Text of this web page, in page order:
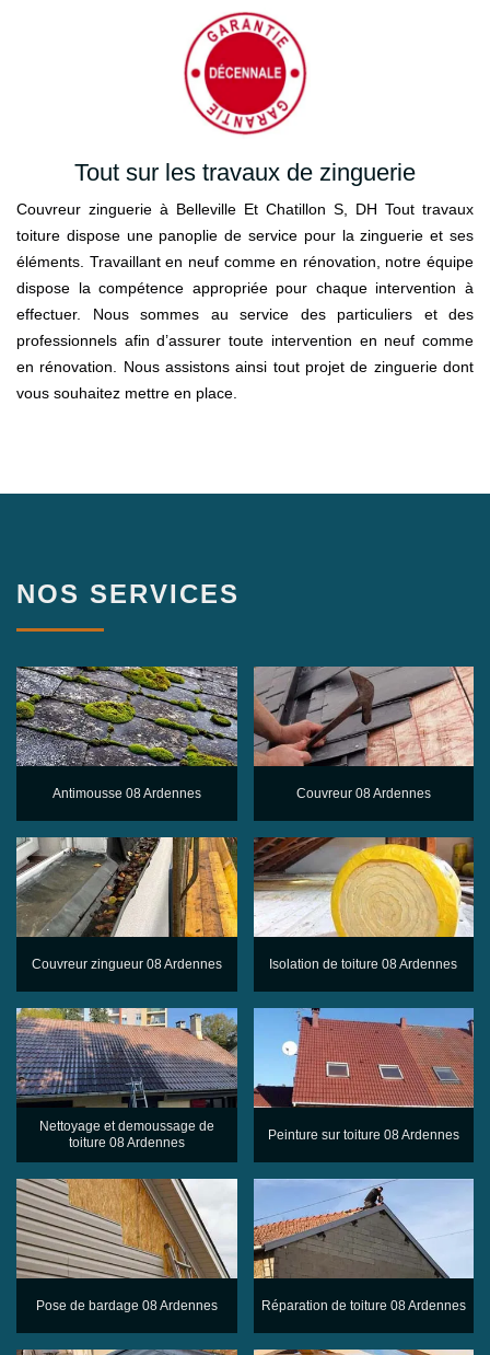
Tout sur les travaux de zinguerie
Couvreur zinguerie à Belleville Et Chatillon S, DH Tout travaux
toiture dispose une panoplie de service pour la zinguerie et ses
éléments. Travaillant en neuf comme en rénovation, notre équipe
dispose la compétence appropriée pour chaque intervention à
effectuer. Nous sommes au service des particuliers et des
professionnels afin d’assurer toute intervention en neuf comme
en rénovation. Nous assistons ainsi tout projet de zinguerie dont
vous souhaitez mettre en place.
NOS SERVICES
Antimousse 08 Ardennes Couvreur 08 Ardennes
Couvreur zingueur 08 Ardennes Isolation de toiture 08 Ardennes
Nettoyage et demoussage de
toiture 08 Ardennes
Peinture sur toiture 08 Ardennes
Pose de bardage 08 Ardennes Réparation de toiture 08 Ardennes